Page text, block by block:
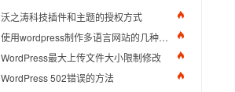
沃之涛科技插件和主题的授权方式
使用wordpress制作多语言网站的几种方法
WordPress最大上传文件大小限制修改
WordPress 502错误的方法